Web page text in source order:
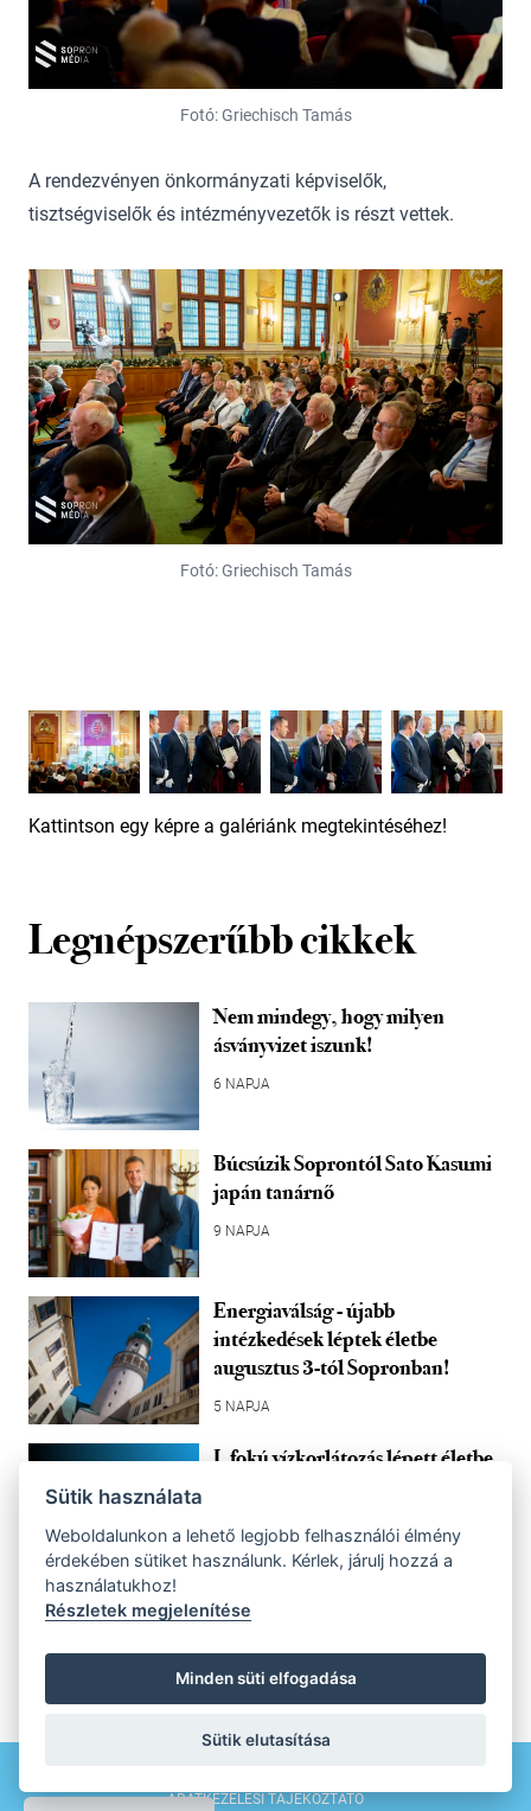
Fotó: Griechisch Tamás
A rendezvényen önkormányzati képviselők,
tisztségviselők és intézményvezetők is részt vettek.
Fotó: Griechisch Tamás
Kattintson egy képre a galériánk megtekintéséhez!
Legnépszerűbb cikkek
Nem mindegy, hogy milyen
ásványvizet iszunk!
6 NAPJA
Búcsúzik Soprontól Sato Kasumi
japán tanárnő
9 NAPJA
Energiaválság - újabb
intézkedések léptek életbe
augusztus 3-tól Sopronban!
5 NAPJA
I. fokú vízkorlátozás lépett életbe
ADATKEZELÉSI TÁJÉKOZTATÓ
Sütik használata
Weboldalunkon a lehető legjobb felhasználói élmény
érdekében sütiket használunk. Kérlek, járulj hozzá a
használatukhoz!
Részletek megjelenítése
Minden süti elfogadása
Sütik elutasítása